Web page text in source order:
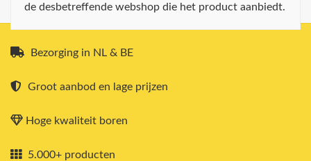
de desbetreffende webshop die het product aanbiedt.
Bezorging in NL & BE
Groot aanbod en lage prijzen
Hoge kwaliteit boren
5.000+ producten